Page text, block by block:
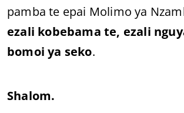
pamba te epai Molimo ya
ezali kobebama te, ezali
bomoi ya seko.
Shalom.